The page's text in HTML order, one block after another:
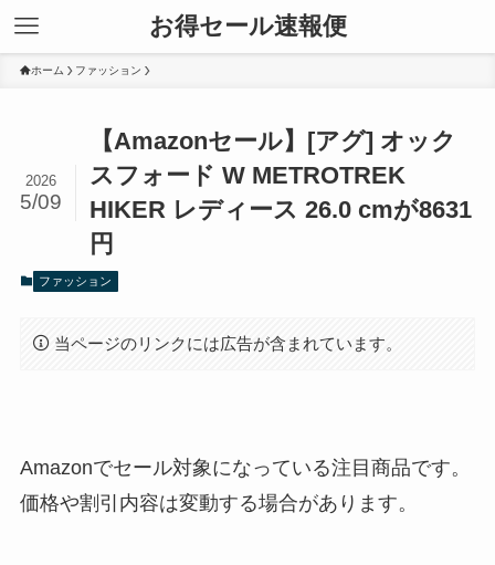
お得セール速報便
ホーム ファッション
【Amazonセール】[アグ] オック
スフォード W METROTREK
HIKER レディース 26.0 cmが8631
円
2026
5/09
ファッション
当ページのリンクには広告が含まれています。
Amazonでセール対象になっている注目商品です。
価格や割引内容は変動する場合があります。